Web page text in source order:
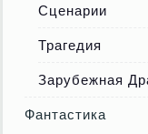
Сценарии
Трагедия
Зарубежная
Фантастика